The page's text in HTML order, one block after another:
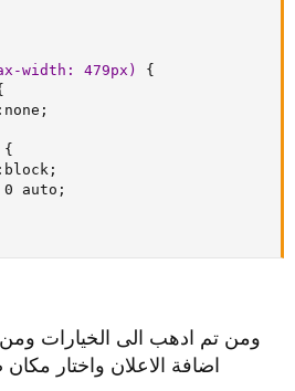
width : 479px )
{
: none ;
{
: block ;
0 auto ;
ومن تم ادهب الى الخيارات ومن
اضافة الاعلان واختار